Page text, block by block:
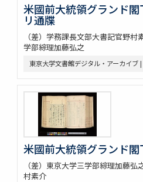
米國前大統領グランド
リ通牒
（差）学務課長文部大書記官野
学部綜理加藤弘之
東京大学文書館デジタル・アーカイブ
米國前大統領グランド
（差）東京大学三学部綜理加藤
村素介